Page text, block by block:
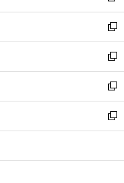
開
く
ウ
で
開
く
ン
ド
ウ
で
開
く
ウ
ィ
ン
ド
ウ
で
開
く
し
い
ウ
ィ
ン
ド
ウ
で
開
新
し
い
ウ
ィ
ン
ド
ウ
開
新
し
い
ウ
ィ
ン
ウ
新
し
い
ウ
ン
新
し
ウ